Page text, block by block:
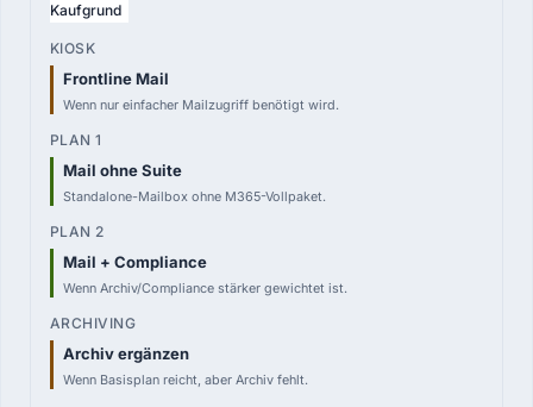
Kaufgrund
Frontline Mail
Wenn nur einfacher Mailzugriff benötigt wird.
Mail ohne Suite
Standalone-Mailbox ohne M365-Vollpaket.
Mail + Compliance
Wenn Archiv/Compliance stärker gewichtet ist.
Archiv ergänzen
Wenn Basisplan reicht, aber Archiv fehlt.